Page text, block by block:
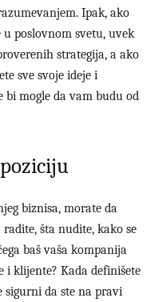
Ipak, ako
poslovnom svetu, uvek
strategija, a ako
sve svoje ideje i
bi mogle da vam budu od
biznisa, morate da
šta nudite, kako se
baš vaša kompanija
i klijente? Kada definišete
sigurni da ste na pravi